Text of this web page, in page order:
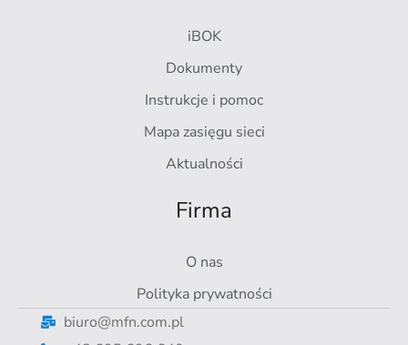
iBOK
Dokumenty
Instrukcje i pomoc
Mapa zasięgu sieci
Aktualności
Firma
O nas
Polityka prywatności
biuro@mfn.com.pl